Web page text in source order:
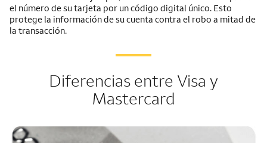
el número de su tarjeta por un código digital único. Esto
protege la información de su cuenta contra el robo a mitad de
la transacción.
Diferencias entre Visa y
Mastercard